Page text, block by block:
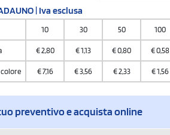
4819400000
| Iva esclusa
10 30 50 100
€2,80 €1,13 €0,80 €0,58
colore €7,16 €3,56 €2,33 €1,56
preventivo e acquista online